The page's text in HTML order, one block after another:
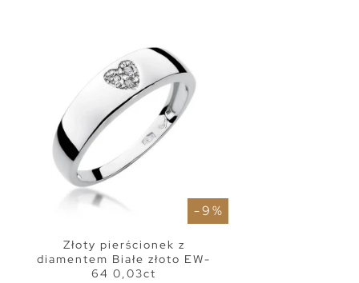
- 9 %
Złoty pierścionek z
diamentem Białe złoto EW-
64 0,03ct